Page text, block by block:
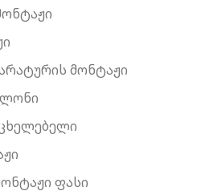
მონტაჟი
ფასი